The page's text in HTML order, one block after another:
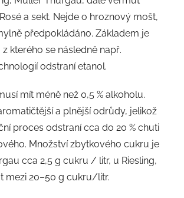
a sekt. Nejde o hroznový mošt,
předpokládáno. Základem je
z kterého se následně např.
odstraní etanol.
mít méně než 0,5 % alkoholu.
a plnější odrůdy, jelikož
proces odstraní cca do 20 % chuti
Množství zbytkového cukru je
cca 2,5 g cukru / litr, u Riesling,
mezi 20–50 g cukru/litr.